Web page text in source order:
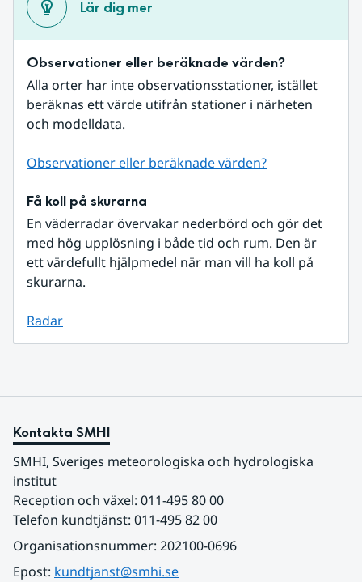
Lär dig mer
Observationer eller beräknade värden?
Alla orter har inte observationsstationer, istället
beräknas ett värde utifrån stationer i närheten
och modelldata.
Observationer eller beräknade värden?
Få koll på skurarna
En väderradar övervakar nederbörd och gör det
med hög upplösning i både tid och rum. Den är
ett värdefullt hjälpmedel när man vill ha koll på
skurarna.
Radar
Kontakta SMHI
SMHI, Sveriges meteorologiska och hydrologiska
institut
Reception och växel: 011-495 80 00
Telefon kundtjänst: 011-495 82 00
Organisationsnummer: 202100-0696
Epost: kundtjanst@smhi.se